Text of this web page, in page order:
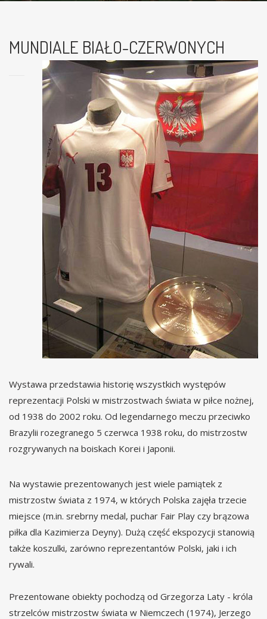
MUNDIALE BIAŁO-CZERWONYCH
Wystawa przedstawia historię wszystkich występów
reprezentacji Polski w mistrzostwach świata w piłce nożnej,
od 1938 do 2002 roku. Od legendarnego meczu przeciwko
Brazylii rozegranego 5 czerwca 1938 roku, do mistrzostw
rozgrywanych na boiskach Korei i Japonii.
Na wystawie prezentowanych jest wiele pamiątek z
mistrzostw świata z 1974, w których Polska zajęła trzecie
miejsce (m.in. srebrny medal, puchar Fair Play czy brązowa
piłka dla Kazimierza Deyny). Dużą część ekspozycji stanowią
także koszulki, zarówno reprezentantów Polski, jaki i ich
rywali.
Prezentowane obiekty pochodzą od Grzegorza Laty - króla
strzelców mistrzostw świata w Niemczech (1974), Jerzego